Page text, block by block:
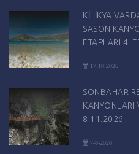
KİLİKYA
SASON
ETAPLARI 4.
17.10.2026
SONBAHAR
KANYONLARI
8.11.2026
7-8-2026